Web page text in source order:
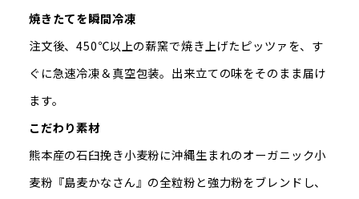
焼きたてを瞬間冷凍
注文後、450℃以上の薪窯で焼き上げたピッツァを、す
ぐに急速冷凍＆真空包装。出来立ての味をそのまま届け
ます。
こだわり素材
熊本産の石臼挽き小麦粉に沖縄生まれのオーガニック小
麦粉『島麦かなさん』の全粒粉と強力粉をブレンドし、